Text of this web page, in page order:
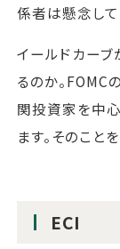
係者は懸念して
イールドカー
るのか。FOMC
関投資家を中
ます。そのこと
ECI